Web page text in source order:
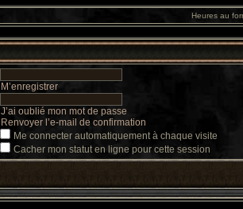
Heures au
M’enregistrer
J’ai oublié mon mot de passe
Renvoyer l’e-mail de confirmation
Me connecter automatiquement à chaque visite
Cacher mon statut en ligne pour cette session